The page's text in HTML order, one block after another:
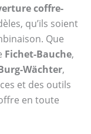
coffre-
qu’ils soient
Que
Fichet-Bauche,
Wächter,
et des outils
en toute